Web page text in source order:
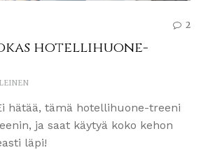
2
hotellihuone-
hätää, tämä hotellihuone-treeni
ja saat käytyä koko kehon
läpi!